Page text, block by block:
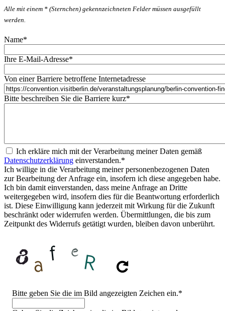
Alle mit einem * (Sternchen) gekennzeichneten Felder müssen ausgefüllt
werden.
Name*
Ihre E-Mail-Adresse*
Von einer Barriere betroffene Internetadresse
Bitte beschreiben Sie die Barriere kurz*
Ich erkläre mich mit der Verarbeitung meiner Daten gemäß
Datenschutzerklärung einverstanden.*
Ich willige in die Verarbeitung meiner personenbezogenen Daten
zur Bearbeitung der Anfrage ein, insofern ich diese angegeben habe.
Ich bin damit einverstanden, dass meine Anfrage an Dritte
weitergegeben wird, insofern dies für die Beantwortung erforderlich
ist. Diese Einwilligung kann jederzeit mit Wirkung für die Zukunft
beschränkt oder widerrufen werden. Übermittlungen, die bis zum
Zeitpunkt des Widerrufs getätigt wurden, bleiben davon unberührt.
Sicherheitsfrage
Bitte geben Sie die im Bild angezeigten Zeichen ein.*